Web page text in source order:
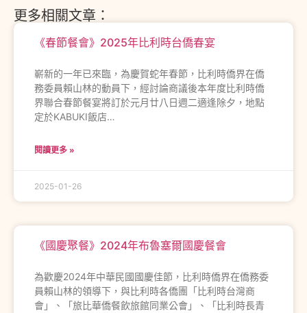
更多相關文章：
《春節餐會》2025年比利時台僑春宴
嶄新的一年已來臨，為慶賀蛇年春節，比利時僑界在僑
務委員賴山林的動員下，經討論商議後本年度比利時僑
界聯合春節餐宴將訂於元月廿八日週二適逢除夕，地點
定於KABUKI飯店…
閱讀更多 »
2025-01-26
《國慶聚餐》2024年布魯塞爾國慶餐會
為歡慶2024年中華民國國慶佳節，比利時僑界在僑務委
員賴山林的領導下，與比利時各僑團「比利時台灣商
會」、「旅比華僑餐飲旅館同業公會」、「比利時長青